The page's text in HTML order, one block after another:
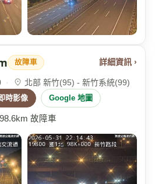
故障車 詳細資訊 ›
·
北部 新竹(95) - 新竹系統(99)
即時影像 Google 地圖
故障車